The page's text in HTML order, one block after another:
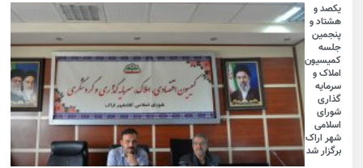
یکصد و
هشتاد و
پنجمین
جلسه
کمیسیون
املاک و
سرمایه
گذاری
شورای
اسلامی
شهر اراک
برگزار شد